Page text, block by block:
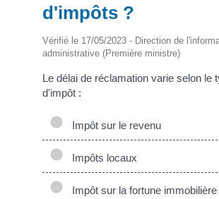
d'impôts ?
Vérifié le 17/05/2023 - Direction de
administrative (Première ministre)
Le délai de réclamation varie selon le
d'impôt :
Impôt sur le revenu
Impôts locaux
Impôt sur la fortune immobilière